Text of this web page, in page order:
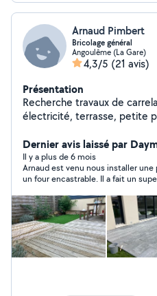
Arnaud Pimbert
Bricolage général
Angoulême (La Gare)
4,3/5 (21 avis)
Présentation
Recherche travaux de
électricité, terrasse, petite
entièrement refaites par moi
téléphonique ou une prise
serai toujours disponible
renseignement Photos
journée à vous Arnaud
Dernier avis laissé par
Il y a plus de 6 mois
Arnaud est venu nous installer
un four encastrable. Il a fait un